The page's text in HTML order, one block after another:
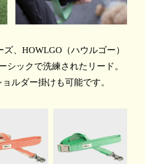
、HOWLGO（ハウルゴー）
シックで洗練されたリード。
ルダー掛けも可能です。